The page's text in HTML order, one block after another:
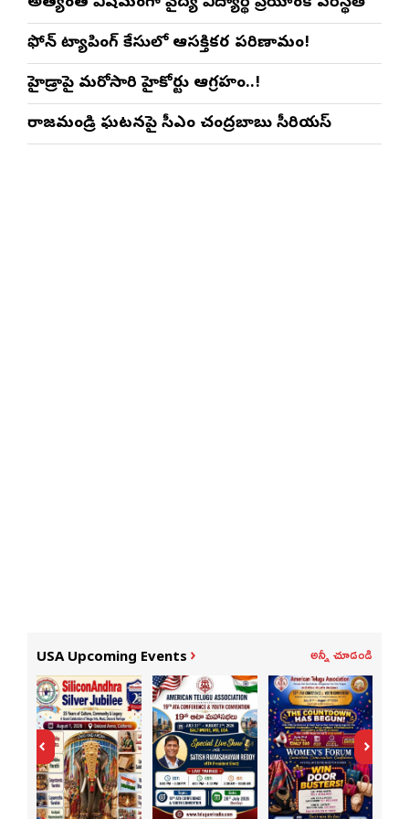
ఫోన్ ట్యాపింగ్ కేసులో ఆసక్తికర పరిణామం!
హైడ్రాపై మరోసారి హైకోర్టు ఆగ్రహం..!
రాజమండ్రి ఘటనపై సీఎం చంద్రబాబు సీరియస్
USA Upcoming Events అన్నీ చూడండి